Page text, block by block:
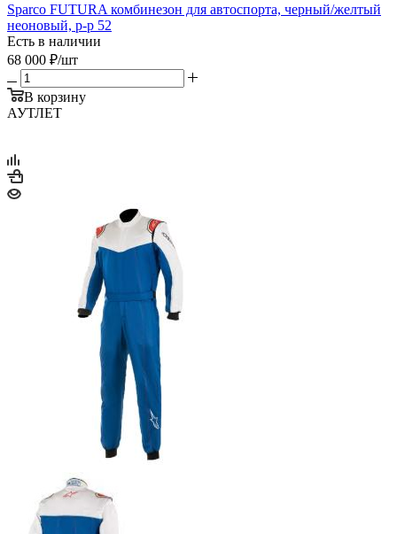
Sparco FUTURA комбинезон для автоспорта, черный/желтый
неоновый, р-р 52
Есть в наличии
68 000 ₽/шт
В корзину
АУТЛЕТ